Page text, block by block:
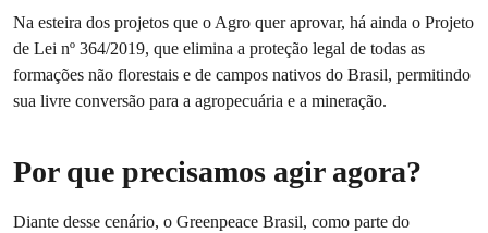
Na esteira dos projetos que o Agro quer aprovar, há ainda o Projeto
de Lei nº 364/2019, que elimina a proteção legal de todas as
formações não florestais e de campos nativos do Brasil, permitindo
sua livre conversão para a agropecuária e a mineração.
Por que precisamos agir agora?
Diante desse cenário, o Greenpeace Brasil, como parte do